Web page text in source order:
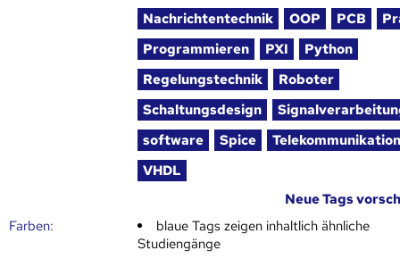
Nachrichtentechnik
OOP PCB
Programmieren
PXI
Python
Regelungstechnik
Roboter
Schaltungsdesign
software
Spice
VHDL
Neue Tags
Farben:
blaue Tags zeigen inhaltlich ähnliche
Studiengänge